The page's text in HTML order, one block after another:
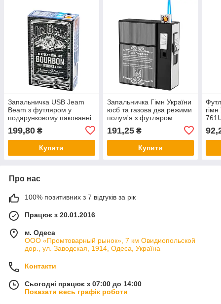
Запальничка USB Jeam
Beam з футляром у
подарунковому пакованні
199,80 ₴
Купити
Запальничка Гімн України
юсб та газова два режими
полум'я з футляром
191,25₴
Купити
Про нас
100% позитивних з 7 відгуків за рік
Працює з 20.01.2016
м. Одеса
ООО «Промтоварный рынок», 7 км Овидиопольской
дор., ул. Заводская, 1914, Одеса, Україна
Контакти
Сьогодні працює з 07:00 до 14:00
Показати весь графік роботи